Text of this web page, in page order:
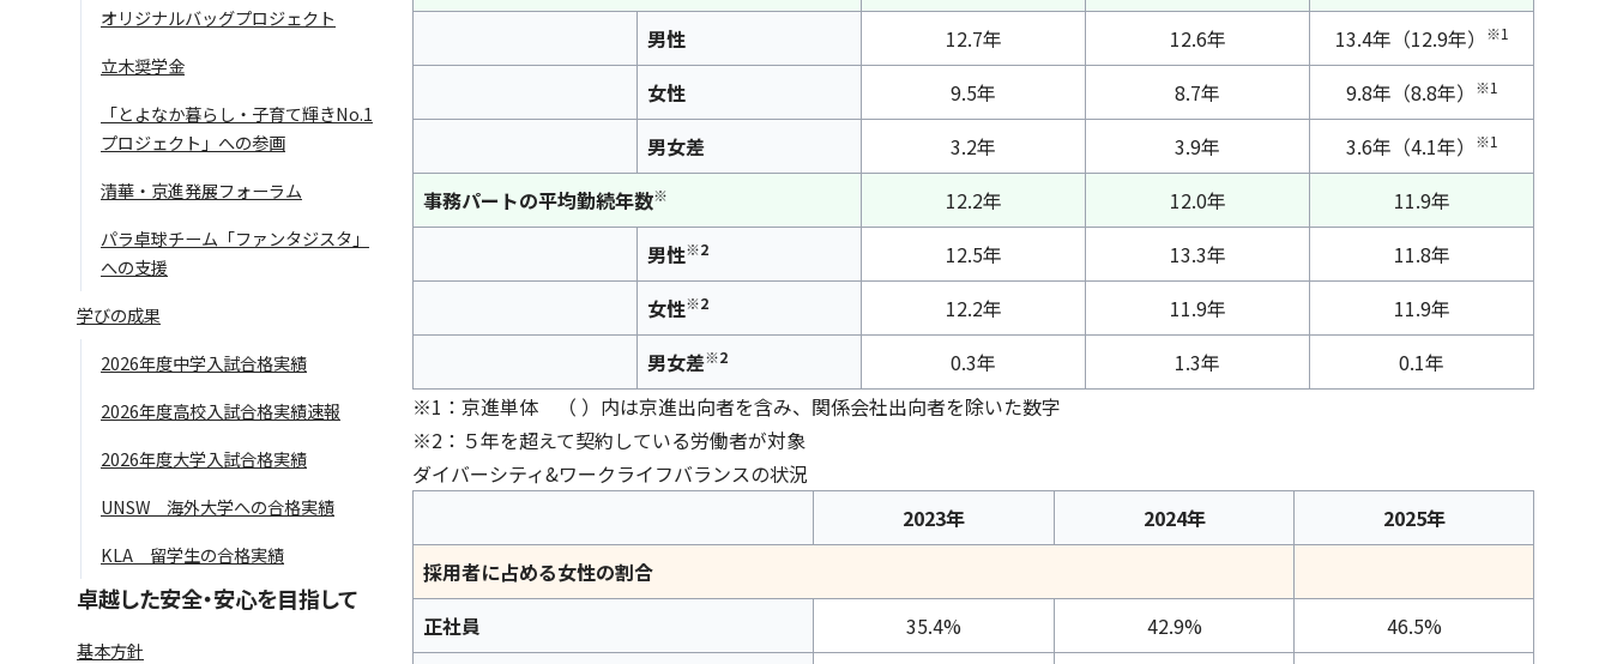
オリジナルバッグプロジェクト
立木奨学金
「とよなか暮らし・子育て輝きNo.1
プロジェクト」への参画
清華・京進発展フォーラム
パラ卓球チーム「ファンタジスタ」
への支援
学びの成果
2026年度中学入試合格実績
2026年度高校入試合格実績速報
2026年度大学入試合格実績
UNSW 海外大学への合格実績
KLA 留学生の合格実績
卓越した安全・安心を目指して
基本方針
男性 12.7年 12.6年 13.4年（12.9年） ※1
女性 9.5年 8.7年 9.8年（8.8年） ※1
男女差 3.2年 3.9年 3.6年（4.1年） ※1
事務パートの平均勤続年数※ 12.2年 12.0年
11.9年
男性※2 12.5年 13.3年
11.8年
女性※2 12.2年 11.9年
11.9年
男女差※2 0.3年 1.3年
0.1年
※1：京進単体 （ ）内は京進出向者を含み、関係会社出向者を除いた数字
※2：５年を超えて契約している労働者が対象
ダイバーシティ&ワークライフバランスの状況
2023年
2024年
2025年
採用者に占める女性の割合
正社員
35.4% 42.9%
46.5%